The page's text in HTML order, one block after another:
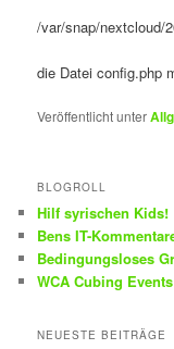
/var/snap/nextcloud/
die Datei config.php
Veröffentlicht unter
BLOGROLL
Hilf syrischen Kids!
Bens IT-
Bedingungsloses
WCA Cubing
NEUESTE BEITRÄGE